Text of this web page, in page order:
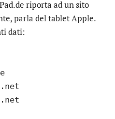
riporta ad un sito
parla del tablet Apple.
dati: